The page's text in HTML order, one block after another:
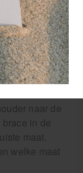
maten:
naar de
in de
maat.
welke maat